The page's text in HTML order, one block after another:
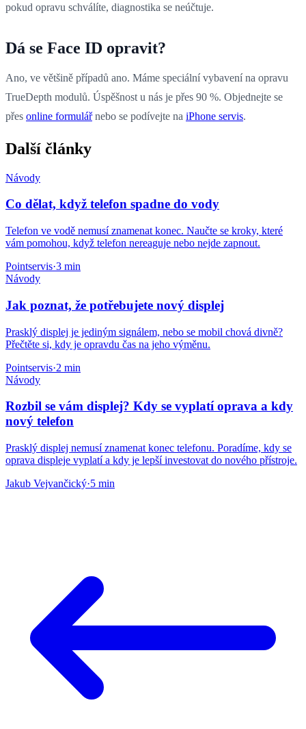
pokud opravu schválíte, diagnostika se neúčtuje.
Dá se Face ID opravit?
Ano, ve většině případů ano. Máme speciální vybavení na opravu
TrueDepth modulů. Úspěšnost u nás je přes 90 %. Objednejte se
přes online formulářnebo se podívejte na iPhone servis.
Další články
Návody
Co dělat, když telefon spadne do vody
Telefon ve vodě nemusí znamenat konec. Naučte se kroky, které
vám pomohou, když telefon nereaguje nebo nejde zapnout.
Pointservis·3 min
Návody
Jak poznat, že potřebujete nový displej
Prasklý displej je jediným signálem, nebo se mobil chová divně?
Přečtěte si, kdy je opravdu čas na jeho výměnu.
Pointservis·2 min
Návody
Rozbil se vám displej? Kdy se vyplatí oprava a kdy
nový telefon
Prasklý displej nemusí znamenat konec telefonu. Poradíme, kdy se
oprava displeje vyplatí a kdy je lepší investovat do nového přístroje.
Jakub Vejvančický·5 min